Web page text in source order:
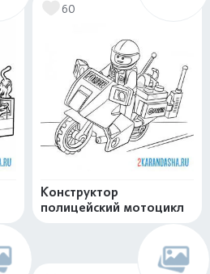
60
Конструктор
полицейский мотоцикл